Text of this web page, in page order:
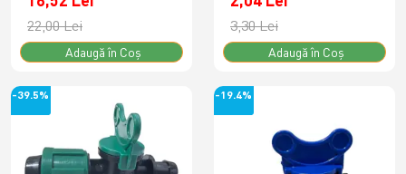
22,00 Lei
Adaugă în Coş
3,30 Lei
Adaugă în Coş
-39.5% -19.4%